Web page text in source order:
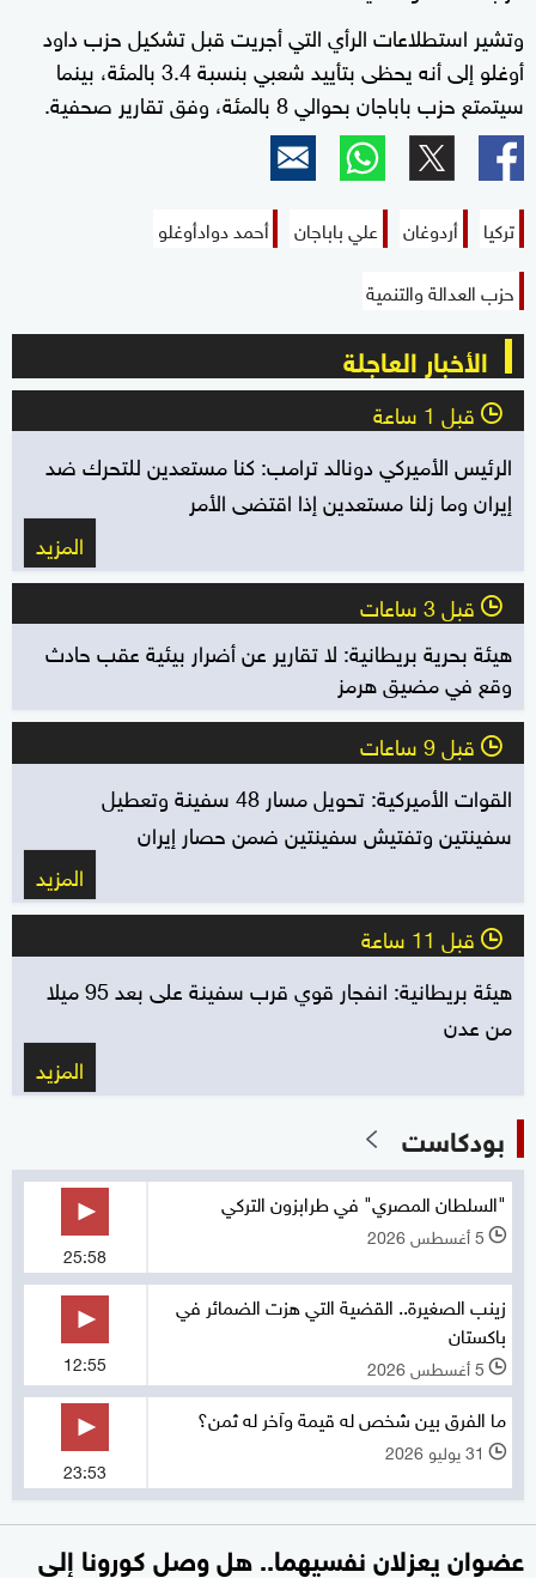
وتشير استطلاعات الرأي التي أجريت قبل تشكيل حزب داود
أوغلو إلى أنه يحظى بتأييد شعبي بنسبة 3.4 بالمئة، بينما
سيتمتع حزب باباجان بحوالي 8 بالمئة، وفق تقارير صحفية.
تركيا أردوغان علي باباجان
أحمد دوادأوغلو
حزب العدالة والتنمية
الأخبار العاجلة
l قبل 1 ساعة
الرئيس الأميركي دونالد ترامب: كنا مستعدين للتحرك ضد
إيران وما زلنا مستعدين إذا اقتضى الأمر
المزيد
l قبل 3 ساعات
هيئة بحرية بريطانية: لا تقارير عن أضرار بيئية عقب حادث
وقع في مضيق هرمز
l قبل 9 ساعات
القوات الأميركية: تحويل مسار 48 سفينة وتعطيل
سفينتين وتفتيش سفينتين ضمن حصار إيران
المزيد
l قبل 11 ساعة
هيئة بريطانية: انفجار قوي قرب سفينة على بعد 95 ميلا
من عدن
المزيد
بودكاست
"السلطان المصري" في طرابزون التركي
l 5 أغسطس 2026
25:58
زينب الصغيرة.. القضية التي هزت الضمائر في
باكستان
l 5 أغسطس 2026 12:55
ما الفرق بين شخص له قيمة وآخر له ثمن؟
l 31 يوليو 2026
23:53
عضوان يعزلان نفسيهما.. هل وصل كورونا إلى